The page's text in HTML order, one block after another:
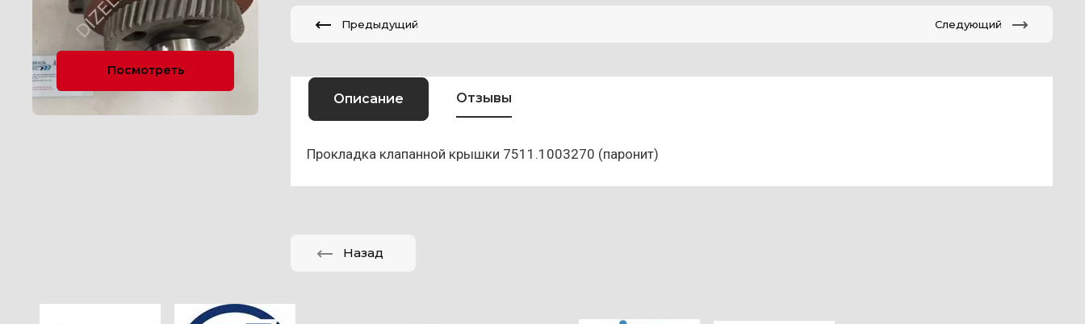
Посмотреть
Предыдущий Следующий
Описание Отзывы
Прокладка клапанной крышки 7511.1003270 (паронит)
Назад